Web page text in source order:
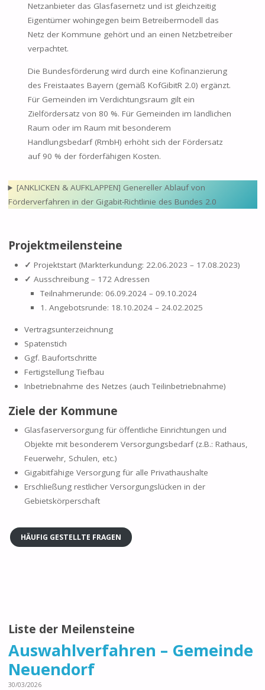
Netzanbieter das Glasfasernetz und ist gleichzeitig
Eigentümer wohingegen beim Betreibermodell das
Netz der Kommune gehört und an einen Netzbetreiber
verpachtet.
Die Bundesförderung wird durch eine Kofinanzierung
des Freistaates Bayern (gemäß KofGibitR 2.0) ergänzt.
Für Gemeinden im Verdichtungsraum gilt ein
Zielfördersatz von 80 %. Für Gemeinden im ländlichen
Raum oder im Raum mit besonderem
Handlungsbedarf (RmbH) erhöht sich der Fördersatz
auf 90 % der förderfähigen Kosten.
[ANKLICKEN & AUFKLAPPEN] Genereller Ablauf von
Förderverfahren in der Gigabit-Richtlinie des Bundes 2.0
Projektmeilensteine
✓ Projektstart (Markterkundung: 22.06.2023 – 17.08.2023)
✓ Ausschreibung – 172 Adressen
Teilnahmerunde: 06.09.2024 – 09.10.2024
1. Angebotsrunde: 18.10.2024 – 24.02.2025
Vertragsunterzeichnung
Spatenstich
Ggf. Baufortschritte
Fertigstellung Tiefbau
Inbetriebnahme des Netzes (auch Teilinbetriebnahme)
Ziele der Kommune
Glasfaserversorgung für öffentliche Einrichtungen und
Objekte mit besonderem Versorgungsbedarf (z.B.: Rathaus,
Feuerwehr, Schulen, etc.)
Gigabitfähige Versorgung für alle Privathaushalte
Erschließung restlicher Versorgungslücken in der
Gebietskörperschaft
HÄUFIG GESTELLTE FRAGEN
Liste der Meilensteine
Auswahlverfahren – Gemeinde
Neuendorf
30/03/2026